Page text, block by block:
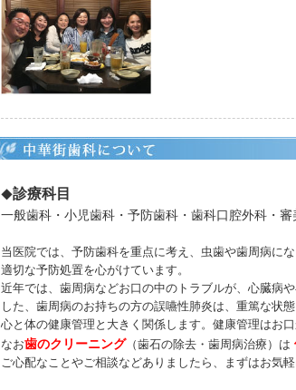
◆診療科目
一般歯科・小児歯科・予防歯科・歯科口腔外科・審
当医院では、予防歯科を重点に考え、虫歯や歯周病に
適切な予防処置を心がけています。
近年では、歯周病などお口の中のトラブルが、心臓病
した、歯周病のお持ちの方の誤嚥性肺炎は、重篤な状
心と体の健康管理と大きく関係します。健康管理はお
なお歯のクリーニング（歯石の除去・歯周病治療）は
ご心配なことやご相談などありましたら、まずはお気軽